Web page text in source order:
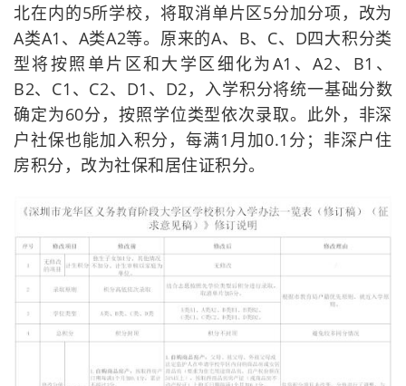
北在内的5所学校，将取消单片区5分加分项，改为
A类A1、A类A2等。原来的A、B、C、D四大积分类
型将按照单片区和大学区细化为A1、A2、B1、
B2、C1、C2、D1、D2，入学积分将统一基础分数
确定为60分，按照学位类型依次录取。此外，非深
户社保也能加入积分，每满1月加0.1分；非深户住
房积分，改为社保和居住证积分。